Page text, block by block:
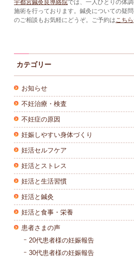
宇都宮鍼灸良導絡院では、一人ひとりの体
施術を行っております。鍼灸についての疑
のご相談もお気軽にどうぞ。ご予約は こちら
カテゴリー
お知らせ
不妊治療・検査
不妊症の原因
妊娠しやすい身体づくり
妊活セルフケア
妊活とストレス
妊活と生活習慣
妊活と鍼灸
妊活と食事・栄養
患者さまの声
20代患者様の妊娠報告
30代患者様の妊娠報告